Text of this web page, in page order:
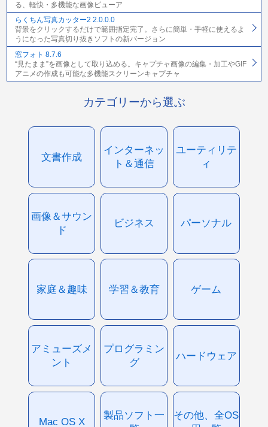
る、軽快・多機能な画像ビューア
らくちん写真カッター2 2.0.0.0
背景をクリックするだけで範囲指定完了。さらに簡単・手軽に使えるよ
うになった写真切り抜きソフトの新バージョン
窓フォト 8.7.6
“見たまま”を画像として取り込める。キャプチャ画像の編集・加工やGIF
アニメの作成も可能な多機能スクリーンキャプチャ
カテゴリーから選ぶ
文書作成
インターネッ
ト＆通信
ユーティリテ
ィ
画像＆サウン
ド
ビジネス パーソナル
家庭＆趣味 学習＆教育 ゲーム
アミューズメ
ント
プログラミン
グ
ハードウェア
Mac OS X
製品ソフト一
その他、全OS